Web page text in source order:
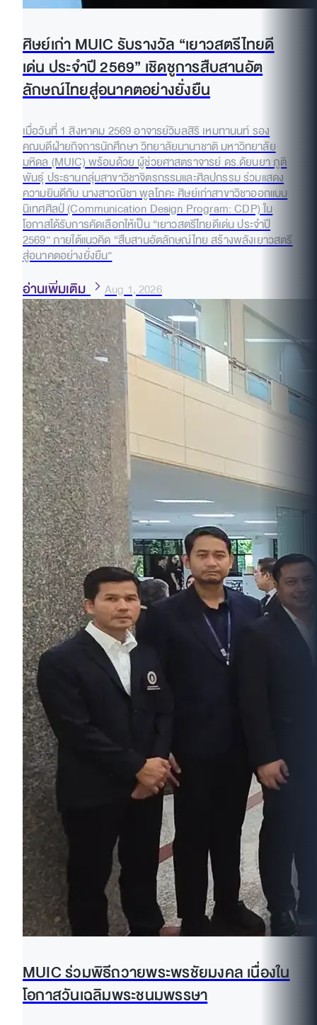
ศิษย์เก่า MUIC รับรางวัล “เยาวสตรีไทยดี
เด่น ประจำปี 2569” เชิดชูการสืบสานอัต
ลักษณ์ไทยสู่อนาคตอย่างยั่งยืน
เมื่อวันที่ 1 สิงหาคม 2569 อาจารย์วิมลสิริ เหมทานนท์ รอง
คณบดีฝ่ายกิจการนักศึกษา วิทยาลัยนานาชาติ มหาวิทยาลัย
มหิดล (MUIC) พร้อมด้วย ผู้ช่วยศาสตราจารย์ ดร.ดัยนยา ภูติ
พันธุ์ ประธานกลุ่มสาขาวิชาจิตรกรรมและศิลปกรรม ร่วมแสดง
ความยินดีกับ นางสาวณิชา พูลโภคะ ศิษย์เก่าสาขาวิชาออกแบบ
นิเทศศิลป์ (Communication Design Program: CDP) ใน
โอกาสได้รับการคัดเลือกให้เป็น “เยาวสตรีไทยดีเด่น ประจำปี
2569” ภายใต้แนวคิด “สืบสานอัตลักษณ์ไทย สร้างพลังเยาวสตรี
สู่อนาคตอย่างยั่งยืน”
อ่านเพิ่มเติม Aug 1, 2026
MUIC ร่วมพิธีถวายพระพรชัยมงคล เนื่องใน
โอกาสวันเฉลิมพระชนมพรรษา